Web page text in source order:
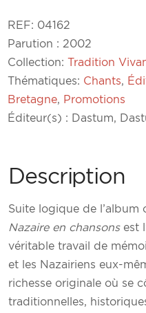
REF: 04162
Parution : 2002
Collection:Tradition
Thématiques: Chants,
Bretagne, Promotions
Éditeur(s) : Dastum,
Description
Suite logique de l’album
Nazaire en chansonsest
véritable travail de
et les Nazairiens eux-
richesse originale où se
traditionnelles,